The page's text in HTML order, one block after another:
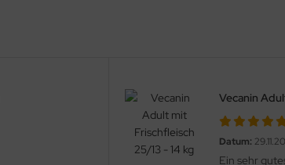
Vecanin
Datum:
Ein sehr